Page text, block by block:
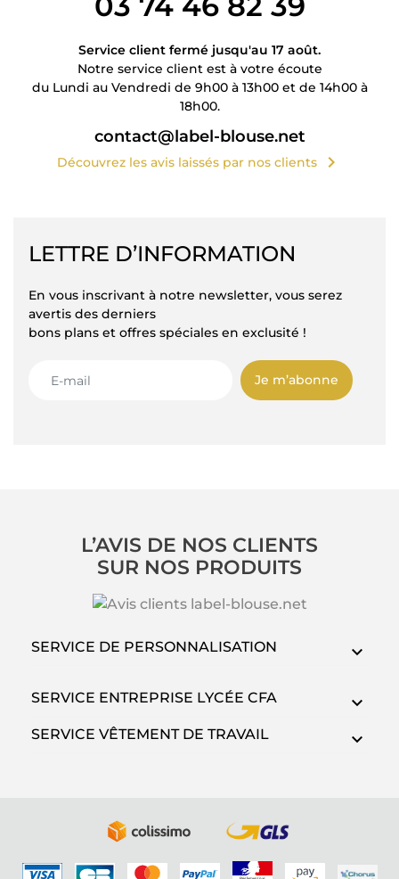
Service client fermé jusqu'au 17 août.
Notre service client est à votre écoute
du Lundi au Vendredi de 9h00 à 13h00 et de 14h00 à
18h00.
contact@label-blouse.net
Découvrez les avis laissés par nos clients chevron_right
LETTRE D’INFORMATION
En vous inscrivant à notre newsletter, vous serez
avertis des derniers
bons plans et offres spéciales en exclusité !
Je m’abonne
L’AVIS DE NOS CLIENTS
SUR NOS PRODUITS
SERVICE DE PERSONNALISATION
SERVICE ENTREPRISE LYCÉE CFA
SERVICE VÊTEMENT DE TRAVAIL